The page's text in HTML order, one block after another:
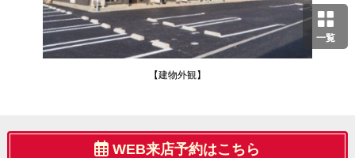
一覧
【建物外観】
WEB来店予約はこちら